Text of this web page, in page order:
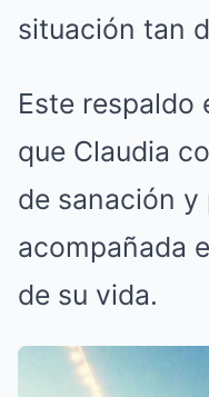
situación tan
Este respaldo
que Claudia
de sanación y
acompañada
de su vida.